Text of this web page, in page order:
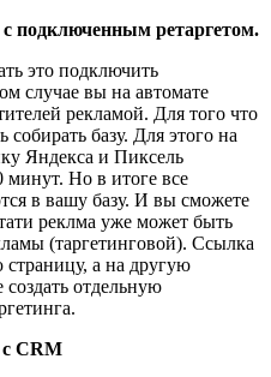
подключенным ретаргетом.
это подключить
случае вы на автомате
рекламой. Для того что
базу. Для этого на
Яндекса и Пиксель
минут. Но в итоге все
в вашу базу. И вы сможете
реклма уже может быть
(таргетинговой). Ссылка
а на другую
отдельную
с CRM